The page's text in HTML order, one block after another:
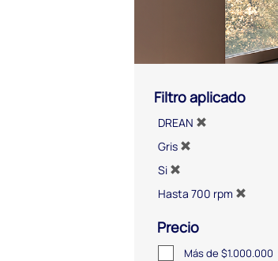
Filtro aplicado
DREAN
Gris
Si
Hasta 700 rpm
Precio
Más de $1.000.000